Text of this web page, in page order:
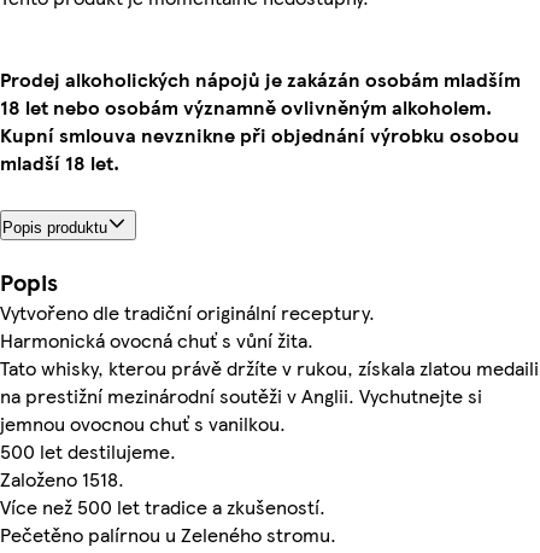
Prodej alkoholických nápojů je zakázán osobám mladším
18 let nebo osobám významně ovlivněným alkoholem.
Kupní smlouva nevznikne při objednání výrobku osobou
mladší 18 let.
Popis produktu
Popis
Vytvořeno dle tradiční originální receptury.
Harmonická ovocná chuť s vůní žita.
Tato whisky, kterou právě držíte v rukou, získala zlatou medaili
na prestižní mezinárodní soutěži v Anglii. Vychutnejte si
jemnou ovocnou chuť s vanilkou.
500 let destilujeme.
Založeno 1518.
Více než 500 let tradice a zkušeností.
Pečetěno palírnou u Zeleného stromu.